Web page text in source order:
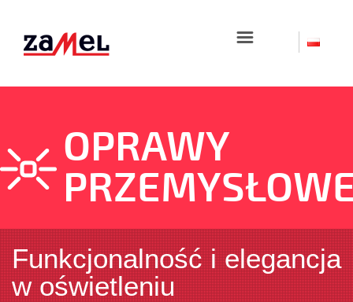
☰
OPRAWY
Funkcjonalność i elegancja
w oświetleniu